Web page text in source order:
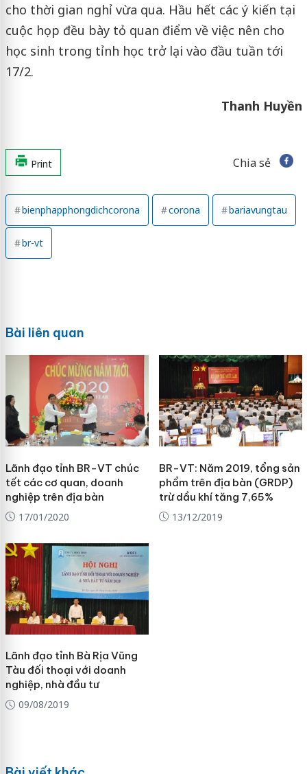
cho thời gian nghỉ vừa qua. Hầu hết các ý kiến tại
cuộc họp đều bày tỏ quan điểm về việc nên cho
học sinh trong tỉnh học trở lại vào đầu tuần tới
17/2.
Thanh Huyền
Print Chia sẻ
bienphapphongdichcorona corona bariavungtau
br-vt
Bài liên quan
Lãnh đạo tỉnh BR-VT chúc
tết các cơ quan, doanh
nghiệp trên địa bàn
17/01/2020
BR-VT: Năm 2019, tổng sản
phẩm trên địa bàn (GRDP)
trừ dầu khí tăng 7,65%
13/12/2019
Lãnh đạo tỉnh Bà Rịa Vũng
Tàu đối thoại với doanh
nghiệp, nhà đầu tư
09/08/2019